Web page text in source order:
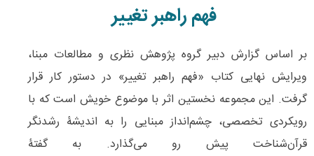
فهم راهبر تغییر
بر اساس گزارش دبیر گروه پژوهش نظری و مطالعات مبنا،
ویرایش نهایی کتاب «فهم راهبر تغییر» در دستور کار قرار
گرفت. این مجموعه نخستین اثر با موضوع خویش است که با
رویکردی تخصصی، چشم‌انداز مبنایی را به اندیشۀ رشدنگر
قرآن‌شناخت پیش رو می‌گذارد. به گفتۀ